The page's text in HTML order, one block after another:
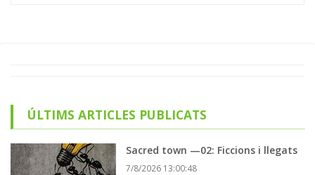
ÚLTIMS ARTICLES PUBLICATS
Sacred town —02: Ficcions i llegats
7/8/2026 13:00:48